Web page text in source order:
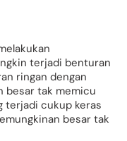
terjadi benturan
ringan dengan
besar tak memicu
terjadi cukup keras
besar tak